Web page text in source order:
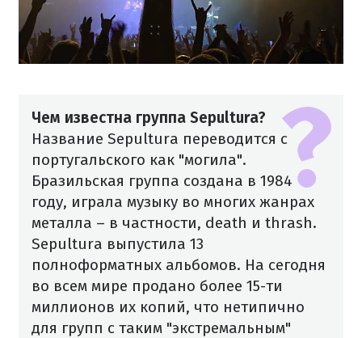
Чем известна группа Sepultura?
Название Sepultura переводится с
португальского как "могила".
Бразильская группа создана в 1984
году, играла музыку во многих жанрах
металла – в частности, death и thrash.
Sepultura выпустила 13
полноформатных альбомов. На сегодня
во всем мире продано более 15-ти
миллионов их копий, что нетипично
для групп с таким "экстремальным"